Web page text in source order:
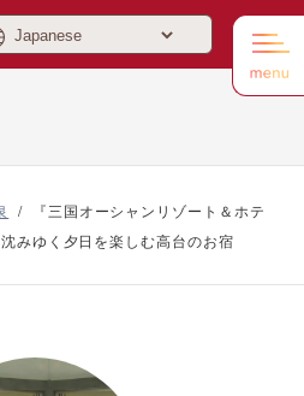
/
『三国オーシャンリゾート＆ホテ
みゆく夕日を楽しむ高台のお宿